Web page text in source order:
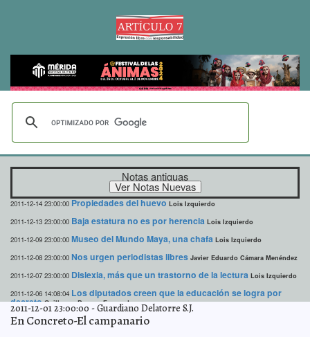
Notas antiguas
2011-12-14 23:00:00 Propiedades del huevo Lois Izquierdo
2011-12-13 23:00:00 Baja estatura no es por herencia Lois Izquierdo
2011-12-09 23:00:00 Museo del Mundo Maya, una chafa Lois Izquierdo
2011-12-08 23:00:00 Nos urgen periodistas libres Javier Eduardo Cámara Menéndez
2011-12-07 23:00:00 Dislexia, más que un trastorno de la lectura Lois Izquierdo
2011-12-06 14:08:04 Los diputados creen que la educación se logra por
decreto Guillermo Barrera Fernandez
2011-12-06 13:24:41 Benedicto XVI critica los documentos internacionales
cuestionables Guillermo Barrera Fernandez
2011-12-01 23:00:00 -Guardiano Delatorre S.J.
En Concreto-El campanario